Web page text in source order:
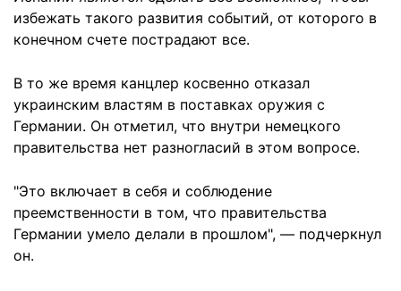
избежать такого развития событий, от которого в
конечном счете пострадают все.
В то же время канцлер косвенно отказал
украинским властям в поставках оружия с
Германии. Он отметил, что внутри немецкого
правительства нет разногласий в этом вопросе.
"Это включает в себя и соблюдение
преемственности в том, что правительства
Германии умело делали в прошлом", — подчеркнул
он.